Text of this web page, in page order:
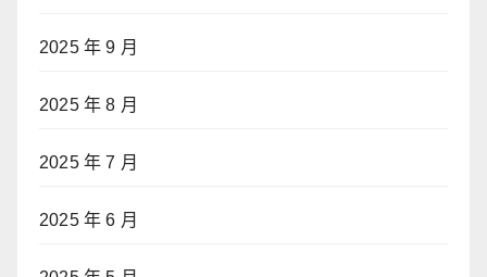
2025 年 9 月
2025 年 8 月
2025 年 7 月
2025 年 6 月